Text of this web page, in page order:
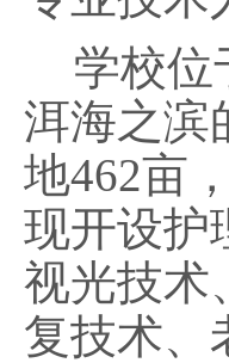
学校位
洱海之滨
地462亩
现开设护
视光技术
复技术、